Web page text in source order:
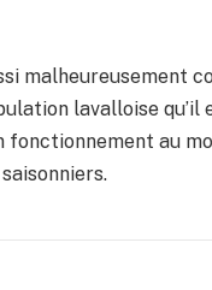
malheureusement
lavalloise
fonctionnement au